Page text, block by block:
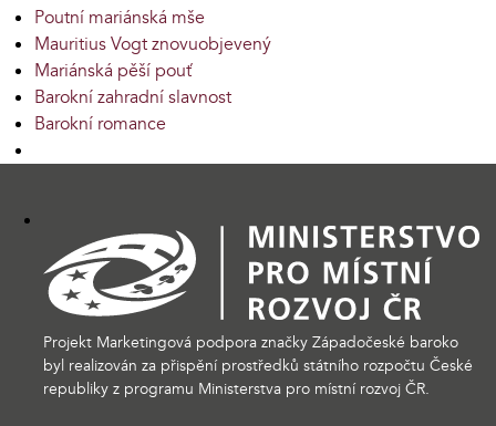
Poutní mariánská mše
Mauritius Vogt znovuobjevený
Mariánská pěší pouť
Barokní zahradní slavnost
Barokní romance
Projekt Marketingová podpora značky Západočeské baroko
byl realizován za přispění prostředků státního rozpočtu České
republiky z programu Ministerstva pro místní rozvoj ČR.